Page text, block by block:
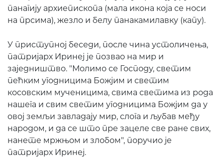
панагију архиепископа (мала икона која се носи
на прсима), жезло и белу панакамилавку (капу).
У приступној беседи, после чина устоличења,
патријарх Иринеј је позвао на мир и
заједништво. "Молимо се Господу, светим
пећким угодницима Божјим и светим
косовским мученицима, свима светима из рода
нашега и свим светим угодницима Божјим да у
овој земљи завладају мир, слога и љубав међу
народом, и да се што пре зацеле све ране свих,
нанете мржњом и злобом", поручио је
патријарх Иринеј.